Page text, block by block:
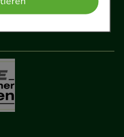
genutzt um das
zu gestalten,
des
bevorzugte
ermöglichen es uns
Inhalte